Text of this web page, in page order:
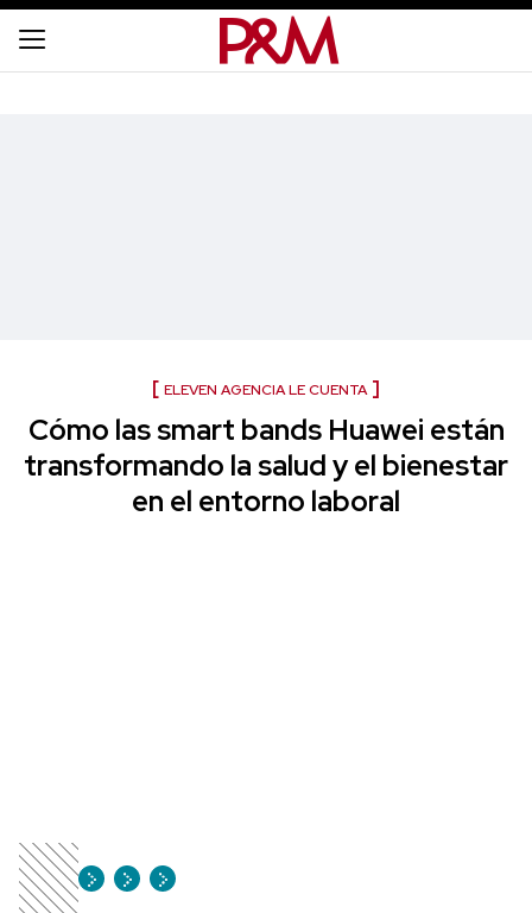
ELEVEN AGENCIA LE CUENTA
Cómo las smart bands Huawei están
transformando la salud y el bienestar
en el entorno laboral